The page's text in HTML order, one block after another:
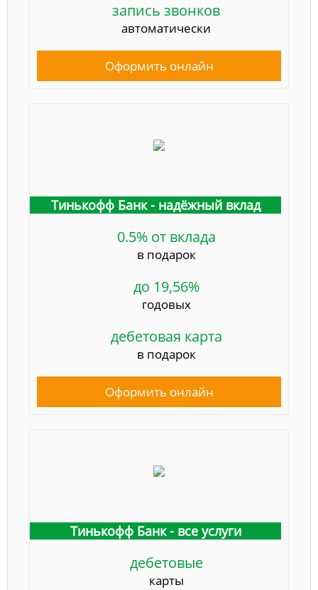
запись звонков
автоматически
Оформить онлайн
Тинькофф Банк - надёжный вклад
0.5% от вклада
в подарок
до 19,56%
годовых
дебетовая карта
в подарок
Оформить онлайн
Тинькофф Банк - все услуги
дебетовые
карты